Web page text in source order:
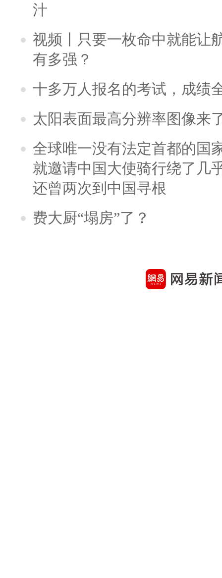
汁
视频丨只要一枚命中就能让
有多强？
十多万人报名的考试，成绩
太阳表面最高分辨率图像来
全球唯一没有法定首都的国
就邀请中国大使骑行绕了几
还曾两次到中国寻根
费大厨“塌房”了？